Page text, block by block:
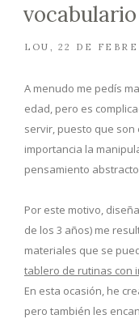
LOU 22 DE
A menudo me pedís
edad, pero es
servir, puesto que son
importancia la
pensamiento
Por este motivo,
de los 3 años) me
materiales que se
tablero de rutinas con
En esta ocasión, he
pero también les